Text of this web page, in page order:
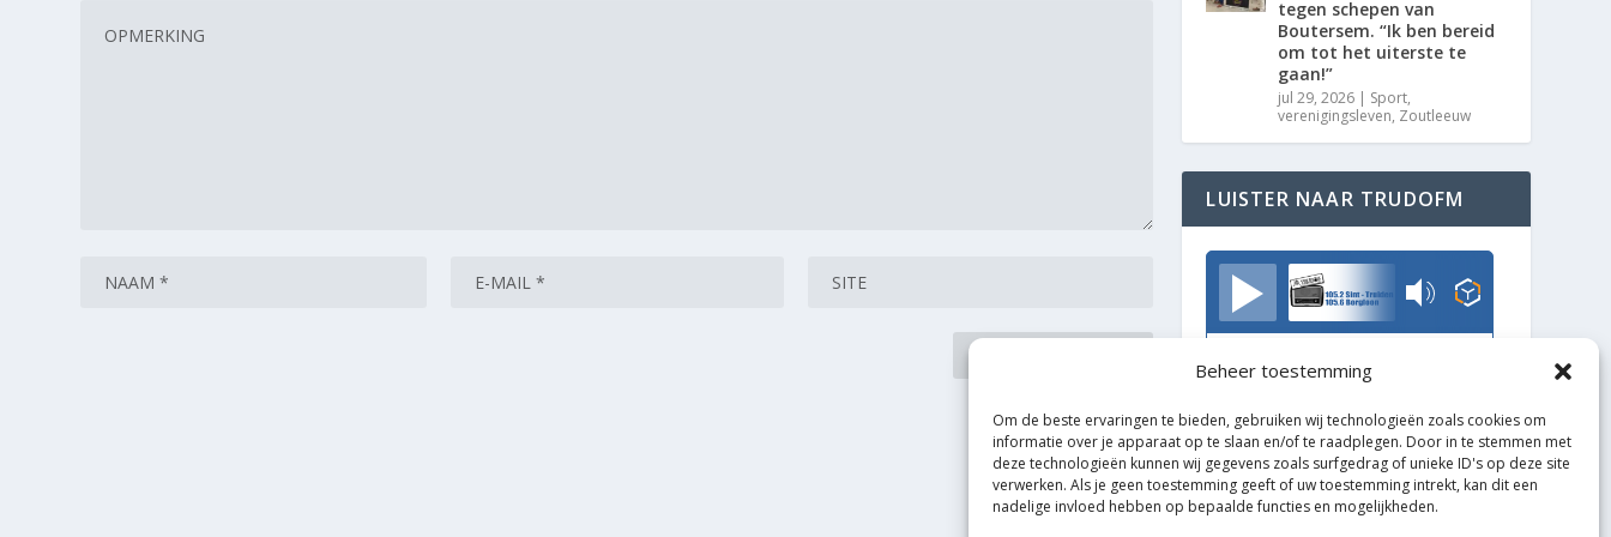
Beheer toestemming
Om de beste ervaringen te bieden, gebruiken wij technologieën zoals cookies om
informatie over je apparaat op te slaan en/of te raadplegen. Door in te stemmen met
deze technologieën kunnen wij gegevens zoals surfgedrag of unieke ID's op deze site
verwerken. Als je geen toestemming geeft of uw toestemming intrekt, kan dit een
nadelige invloed hebben op bepaalde functies en mogelijkheden.
tegen schepen van
Boutersem. “Ik ben bereid
om tot het uiterste te
gaan!”
jul 29, 2026 | Sport,
verenigingsleven, Zoutleeuw
LUISTER NAAR TRUDOFM
TrudoFM